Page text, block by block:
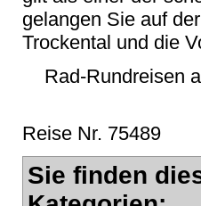
gelangen Sie auf
Trockental und die
Rad-Rundreisen
Reise Nr. 75489
Sie finden